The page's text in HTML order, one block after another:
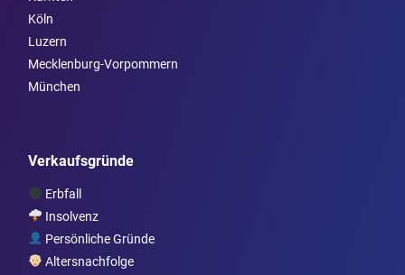
Köln
Luzern
Mecklenburg-Vorpommern
München
Verkaufsgründe
Erbfall
Insolvenz
Persönliche Gründe
Altersnachfolge